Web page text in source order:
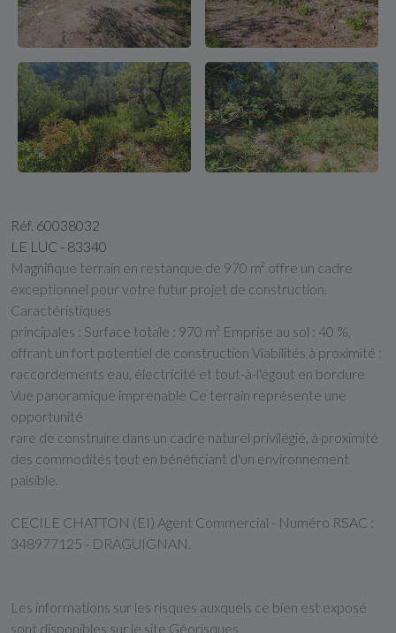
Réf. 60038032
LE LUC - 83340
Magnifique terrain en restanque de 970 m² offre un cadre
exceptionnel pour votre futur projet de construction.
Caractéristiques
principales : Surface totale : 970 m² Emprise au sol : 40 %,
offrant un fort potentiel de construction Viabilités à proximité :
raccordements eau, électricité et tout-à-l'égout en bordure
Vue panoramique imprenable Ce terrain représente une
opportunité
rare de construire dans un cadre naturel privilégié, à proximité
des commodités tout en bénéficiant d'un environnement
paisible.
CECILE CHATTON (EI) Agent Commercial - Numéro RSAC :
348977125 - DRAGUIGNAN.
Les informations sur les risques auxquels ce bien est exposé
sont disponibles sur le site Géorisques